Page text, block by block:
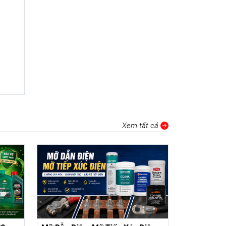
Xem tất cả